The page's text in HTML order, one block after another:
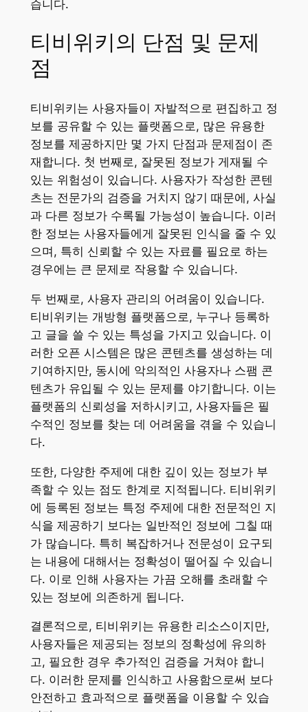
습니다.
티비위키의 단점 및 문제
점
티비위키는 사용자들이 자발적으로 편집하고 정
보를 공유할 수 있는 플랫폼으로, 많은 유용한
정보를 제공하지만 몇 가지 단점과 문제점이 존
재합니다. 첫 번째로, 잘못된 정보가 게재될 수
있는 위험성이 있습니다. 사용자가 작성한 콘텐
츠는 전문가의 검증을 거치지 않기 때문에, 사실
과 다른 정보가 수록될 가능성이 높습니다. 이러
한 정보는 사용자들에게 잘못된 인식을 줄 수 있
으며, 특히 신뢰할 수 있는 자료를 필요로 하는
경우에는 큰 문제로 작용할 수 있습니다.
두 번째로, 사용자 관리의 어려움이 있습니다.
티비위키는 개방형 플랫폼으로, 누구나 등록하
고 글을 쓸 수 있는 특성을 가지고 있습니다. 이
러한 오픈 시스템은 많은 콘텐츠를 생성하는 데
기여하지만, 동시에 악의적인 사용자나 스팸 콘
텐츠가 유입될 수 있는 문제를 야기합니다. 이는
플랫폼의 신뢰성을 저하시키고, 사용자들은 필
수적인 정보를 찾는 데 어려움을 겪을 수 있습니
다.
또한, 다양한 주제에 대한 깊이 있는 정보가 부
족할 수 있는 점도 한계로 지적됩니다. 티비위키
에 등록된 정보는 특정 주제에 대한 전문적인 지
식을 제공하기 보다는 일반적인 정보에 그칠 때
가 많습니다. 특히 복잡하거나 전문성이 요구되
는 내용에 대해서는 정확성이 떨어질 수 있습니
다. 이로 인해 사용자는 가끔 오해를 초래할 수
있는 정보에 의존하게 됩니다.
결론적으로, 티비위키는 유용한 리소스이지만,
사용자들은 제공되는 정보의 정확성에 유의하
고, 필요한 경우 추가적인 검증을 거쳐야 합니
다. 이러한 문제를 인식하고 사용함으로써 보다
안전하고 효과적으로 플랫폼을 이용할 수 있습